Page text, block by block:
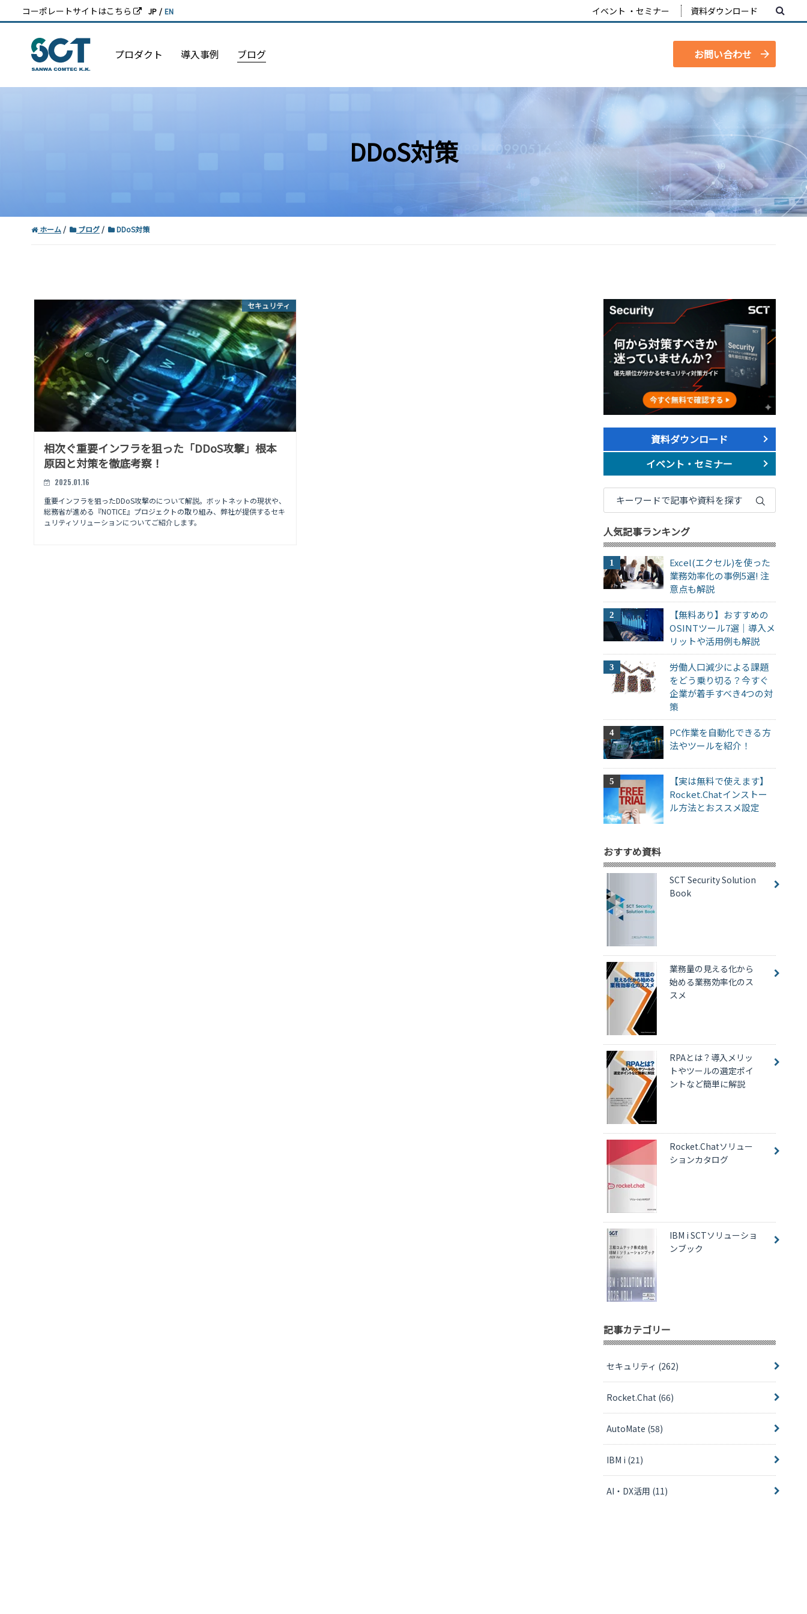
コーポレートサイトはこちら JP / EN イベント ・セミナー 資料ダウンロード
プロダクト 導入事例 ブログ お問い合わせ
DDoS対策
ホーム ブログ DDoS対策
セキュリティ
相次ぐ重要インフラを狙った「DDoS攻撃」根本
原因と対策を徹底考察！
2025.01.16
重要インフラを狙ったDDoS攻撃のについて解説。ボットネットの現状や、
総務省が進める『NOTICE』プロジェクトの取り組み、弊社が提供するセキ
ュリティソリューションについてご紹介します。
資料ダウンロード
イベント・セミナー
人気記事ランキング
Excel(エクセル)を使った
業務効率化の事例5選! 注
意点も解説
【無料あり】おすすめの
OSINTツール7選｜導入メ
リットや活用例も解説
労働人口減少による課題
をどう乗り切る？今すぐ
企業が着手すべき4つの対
策
PC作業を自動化できる方
法やツールを紹介！
【実は無料で使えます】
Rocket.Chatインストー
ル方法とおススメ設定
おすすめ資料
SCT Security Solution
Book
業務量の見える化から
始める業務効率化のス
スメ
RPAとは？導入メリッ
トやツールの選定ポイ
ントなど簡単に解説
Rocket.Chatソリュー
ションカタログ
IBM i SCTソリューショ
ンブック
記事カテゴリー
セキュリティ (262)
Rocket.Chat (66)
AutoMate (58)
IBM i (21)
AI・DX活用 (11)